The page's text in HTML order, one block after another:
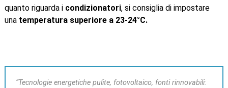
quanto riguarda i condizionatori, si consiglia di impostare
una temperatura superiore a 23-24°C.
“Tecnologie energetiche pulite, fotovoltaico, fonti rinnovabili: